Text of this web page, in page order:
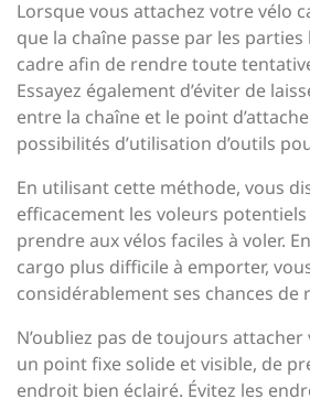
Lorsque vous attachez votre vélo
que la chaîne passe par les
cadre afin de rendre toute
Essayez également d’éviter de
entre la chaîne et le point
possibilités d’utilisation d’outils
En utilisant cette méthode, vous
efficacement les voleurs
prendre aux vélos faciles à voler.
cargo plus difficile à emporter,
considérablement ses chances de
N’oubliez pas de toujours
un point fixe solide et visible, de
endroit bien éclairé. Évitez les